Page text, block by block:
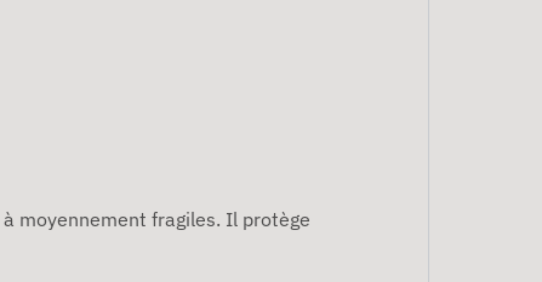
moyennement fragiles. Il protège